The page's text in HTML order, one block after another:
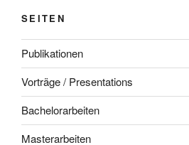
SEITEN
Publikationen
Vorträge / Presentations
Bachelorarbeiten
Masterarbeiten